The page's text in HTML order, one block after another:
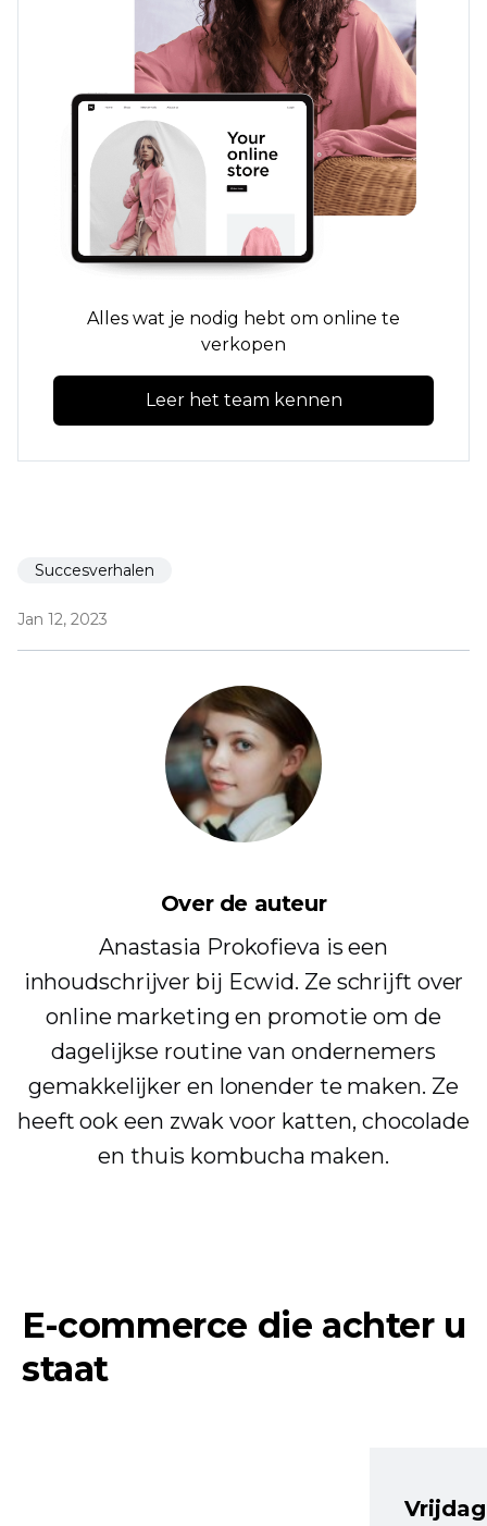
Alles wat je nodig hebt om online te
verkopen
Leer het team kennen
Succesverhalen
Jan 12, 2023
Over de auteur
Anastasia Prokofieva is een
inhoudschrijver bij Ecwid. Ze schrijft over
online marketing en promotie om de
dagelijkse routine van ondernemers
gemakkelijker en lonender te maken. Ze
heeft ook een zwak voor katten, chocolade
en thuis kombucha maken.
E-commerce die achter u
staat